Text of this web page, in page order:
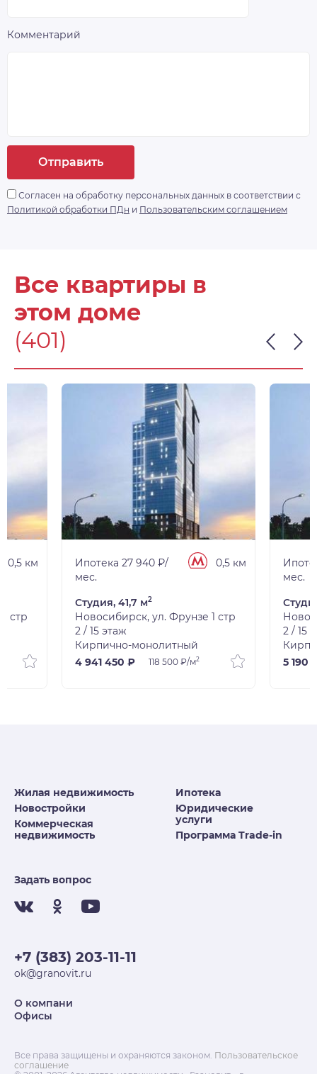
Комментарий
Отправить
Согласен на обработку персональных данных в соответствии с
Политикой обработки ПДн и Пользовательским соглашением
Все квартиры в
этом доме
(401)
0,5 км
стр
Ипотека 27 940 ₽/
мес.
0,5 км
Студия, 41,7 м2
Новосибирск, ул. Фрунзе 1 стр
2 / 15 этаж
Кирпично-монолитный
4 941 450 ₽
118 500 ₽/м2
мес.
2 / 15
5 190
Жилая недвижимость
Новостройки
Коммерческая
недвижимость
Ипотека
Юридические
услуги
Программа Trade-in
Задать вопрос
+7 (383) 203-11-11
ok@granovit.ru
О компани
Офисы
Все права защищены и охраняются законом. Пользовательское
соглашение